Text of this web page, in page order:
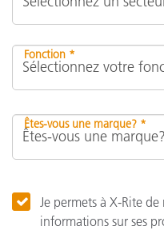
Fonction *
Êtes-vous une marque? *
Je permets à X-Rite
informations sur ses